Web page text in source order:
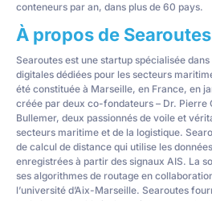
conteneurs par an, dans plus de 60 pays.
À propos de Searoutes
Searoutes est une startup spécialisée
digitales dédiées pour les secteurs
été constituée à Marseille, en France, en
créée par deux co-fondateurs – Dr. Pierre
Bullemer, deux passionnés de voile et
secteurs maritime et de la logistique.
de calcul de distance qui utilise les
enregistrées à partir des signaux AIS. La
ses algorithmes de routage en
l’université d’Aix-Marseille. Searoutes